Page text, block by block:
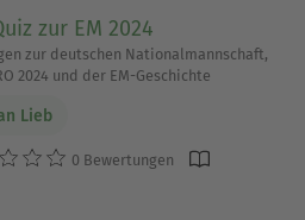
zur EM 2024
zur deutschen Nationalmannschaft,
2024 und der EM-Geschichte
Lieb
0 Bewertungen